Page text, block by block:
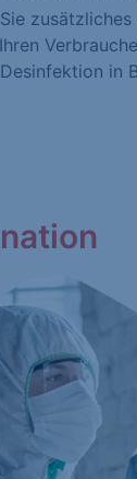
zusätzliches
in